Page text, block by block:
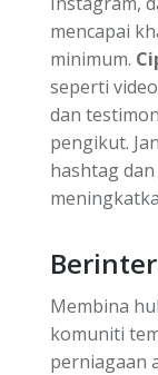
mencapai
minimum.
seperti
dan
pengikut.
hashtag
Membina
komuniti
perniagaan